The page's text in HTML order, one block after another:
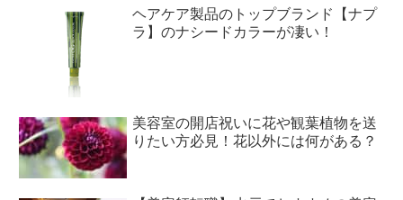
ヘアケア製品のトップブランド【ナプ
ラ】のナシードカラーが凄い！
美容室の開店祝いに花や観葉植物を送
りたい方必見！花以外には何がある？